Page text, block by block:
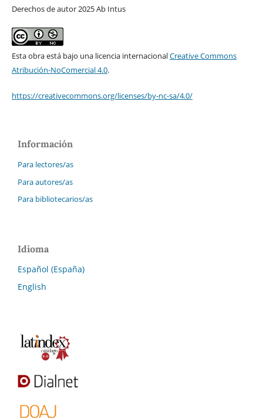
Derechos de autor 2025 Ab Intus
Esta obra está bajo una licencia internacionalCreative Commons
Atribución-NoComercial 4.0.
https://creativecommons.org/licenses/by-nc-sa/4.0/
Información
Para lectores/as
Para autores/as
Para bibliotecarios/as
Idioma
Español (España)
English